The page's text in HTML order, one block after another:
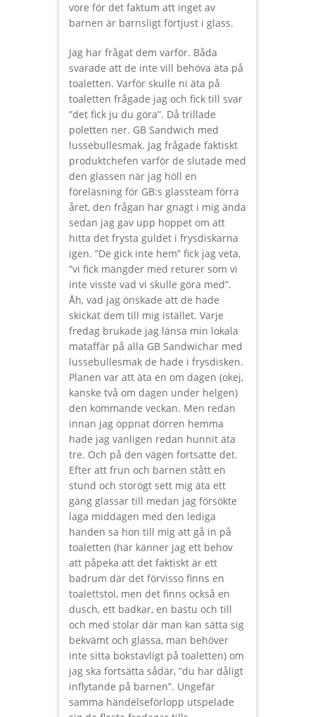
vore för det faktum att inget av
barnen är barnsligt förtjust i glass.
Jag har frågat dem varför. Båda
svarade att de inte vill behöva äta på
toaletten. Varför skulle ni äta på
toaletten frågade jag och fick till svar
”det fick ju du göra”. Då trillade
poletten ner. GB Sandwich med
lussebullesmak. Jag frågade faktiskt
produktchefen varför de slutade med
den glassen när jag höll en
föreläsning för GB:s glassteam förra
året, den frågan har gnagt i mig ända
sedan jag gav upp hoppet om att
hitta det frysta guldet i frysdiskarna
igen. ”De gick inte hem” fick jag veta,
”vi fick mängder med returer som vi
inte visste vad vi skulle göra med”.
Åh, vad jag önskade att de hade
skickat dem till mig istället. Varje
fredag brukade jag länsa min lokala
mataffär på alla GB Sandwichar med
lussebullesmak de hade i frysdisken.
Planen var att äta en om dagen (okej,
kanske två om dagen under helgen)
den kommande veckan. Men redan
innan jag öppnat dörren hemma
hade jag vanligen redan hunnit äta
tre. Och på den vägen fortsatte det.
Efter att frun och barnen stått en
stund och storögt sett mig äta ett
gäng glassar till medan jag försökte
laga middagen med den lediga
handen sa hon till mig att gå in på
toaletten (här känner jag ett behov
att påpeka att det faktiskt är ett
badrum där det förvisso finns en
toalettstol, men det finns också en
dusch, ett badkar, en bastu och till
och med stolar där man kan sätta sig
bekvämt och glassa, man behöver
inte sitta bokstavligt på toaletten) om
jag ska fortsätta sådär, ”du har dåligt
inflytande på barnen”. Ungefär
samma händelseförlopp utspelade